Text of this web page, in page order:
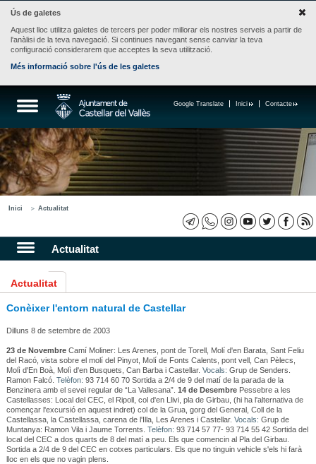
Ús de galetes
Aquest lloc utilitza galetes de tercers per poder millorar els nostres serveis a partir de
l'anàlisi de la teva navegació. Si continues navegant sense canviar la teva
configuració considerarem que acceptes la seva utilització.
Més informació sobre l'ús de les galetes
Contacte
Inici
Google Translate
Inici Actualitat
Actualitat
Actualitat
Conèixer l'entorn natural de Castellar
Dilluns 8 de setembre de 2003
23 de NovembreCamí Moliner: Les Arenes, pont de Torell, Molí d'en Barata, Sant Feliu
del Racó, vista sobre el molí del Pinyot, Molí de Fonts Calents, pont vell, Can Pèlecs,
Molì d'En Boà, Molì d'en Busquets, Can Barba i Castellar. Vocals: Grup de Senders.
Ramon Falcó. Telèfon: 93 714 60 70 Sortida a 2/4 de 9 del matí de la parada de la
Benzinera amb el sevei regular de “La Vallesana”. 14 de DesembrePessebre a les
Castellasses: Local del CEC, el Ripoll, col d'en Llivi, pla de Girbau, (hi ha l'alternativa de
començar l'excursió en aquest indret) col de la Grua, gorg del General, Coll de la
Castellassa, la Castellassa, carena de l'Illa, Les Arenes i Castellar. Vocals: Grup de
Muntanya: Ramon Vila i Jaume Torrents. Telèfon: 93 714 57 77- 93 714 55 42 Sortida del
local del CEC a dos quarts de 8 del matí a peu. Els que comencin al Pla del Girbau.
Sortida a 2/4 de 9 del CEC en cotxes particulars. Els que no tinguin vehicle s'els hi farà
lloc en els que no vagin plens.